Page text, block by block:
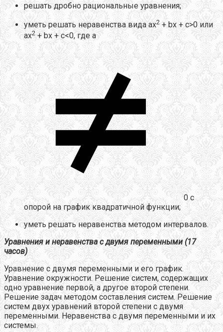
решать дробно рациональные уравнения;
уметь решать неравенства вида ах2 + bх + с>0 или
ах2 + bх + с<0, где а
0 с
опорой на график квадратичной функции;
уметь решать неравенства методом интервалов.
Уравнения и неравенства с двумя переменными (17
часов)
Уравнение с двумя переменными и его график.
Уравнение окружности. Решение систем, содержащих
одно уравнение первой, а другое второй степени.
Решение задач методом составления систем. Решение
систем двух уравнений второй степени с двумя
переменными. Неравенства с двумя переменными и их
системы.